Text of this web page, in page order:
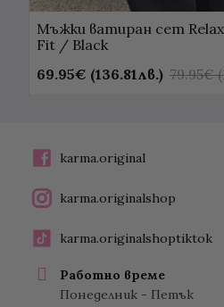
Мъжки ватиран сет
Fit / Black
69.95€ (136.81лв.) 79.95€
karma.original
karma.originalshop
karma.originalshoptiktok
Работно време
Понеделник - Петък